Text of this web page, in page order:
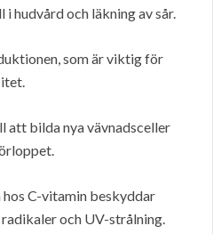
hudvård och läkning av sår.
som är viktig för
att bilda nya vävnadsceller
C-vitamin beskyddar
och UV-strålning.